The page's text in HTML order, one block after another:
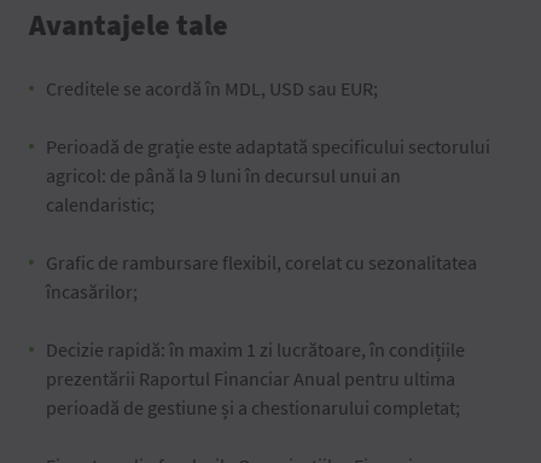
Avantajele tale
Creditele se acordă în MDL, USD sau EUR;
Perioadă de grație este adaptată specificului sectorului
agricol: de până la 9 luni în decursul unui an
calendaristic;
Grafic de rambursare flexibil, corelat cu sezonalitatea
încasărilor;
Decizie rapidă: în maxim 1 zi lucrătoare, în condițiile
prezentării Raportul Financiar Anual pentru ultima
perioadă de gestiune și a chestionarului completat;